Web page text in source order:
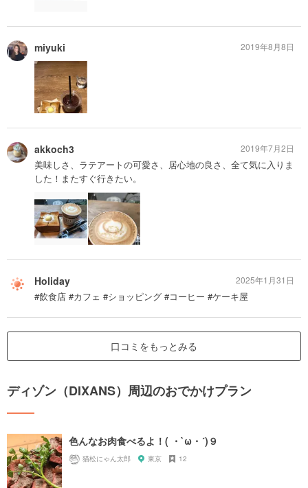
miyuki 2019年8月8日
akkoch3
美味しさ、ラテアートの可愛さ、居心地の良さ、全て気に入りま
した！またすぐ行きたい。
2019年7月2日
Holiday
#飲食店 #カフェ #ショッピング #コーヒー #ケーキ屋
2025年1月31日
口コミをもっとみる
ディゾン（DIXANS）周辺のおでかけプラン
色んなお肉食べるよ！( ・`ω・´)９
猫松にゃん太郎 東京 12